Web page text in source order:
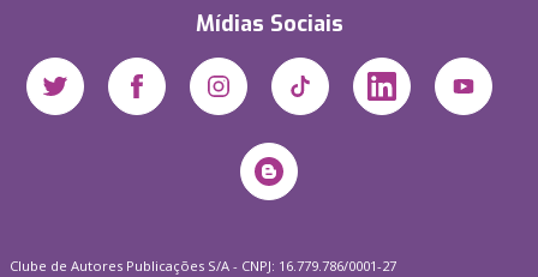
Mídias Sociais
Clube de Autores Publicações S/A - CNPJ: 16.779.786/0001-27